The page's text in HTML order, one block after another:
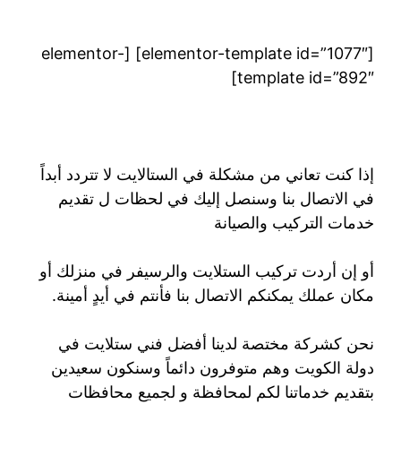
[elementor-template id=”1077″] [elementor-
template id=”892″]
إذا كنت تعاني من مشكلة في الستالايت لا تتردد أبداً
في الاتصال بنا وسنصل إليك في لحظات ل تقديم
خدمات التركيب والصيانة
أو إن أردت تركيب الستلايت والرسيفر في منزلك أو
مكان عملك يمكنكم الاتصال بنا فأنتم في أيدٍ أمينة.
نحن كشركة مختصة لدينا أفضل فني ستلايت في
دولة الكويت وهم متوفرون دائماً وسنكون سعيدين
بتقديم خدماتنا لكم لمحافظة و لجميع محافظات